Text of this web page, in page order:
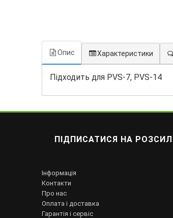
Опис Характеристики
Підходить для PVS-7, PVS-14
ПІДПИСАТИСЯ НА
Інформація
Контакти
Про нас
Оплата і доставка
Гарантія і сервіс